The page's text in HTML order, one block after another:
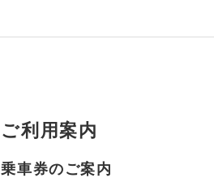
ご利用案内
乗車券のご案内